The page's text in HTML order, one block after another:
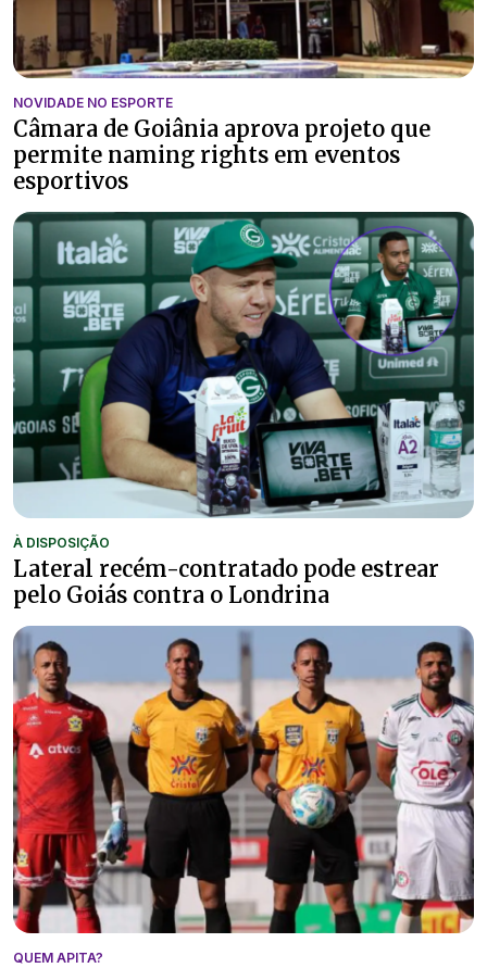
NOVIDADE NO ESPORTE
Câmara de Goiânia aprova projeto que
permite naming rights em eventos
esportivos
À DISPOSIÇÃO
Lateral recém-contratado pode estrear
pelo Goiás contra o Londrina
QUEM APITA?